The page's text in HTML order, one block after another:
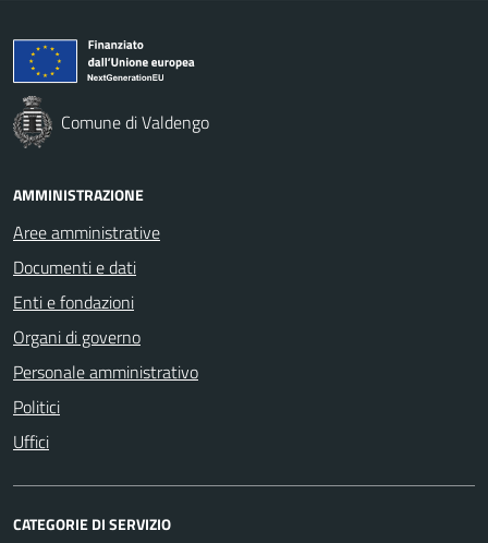
Comune di Valdengo
AMMINISTRAZIONE
Aree amministrative
Documenti e dati
Enti e fondazioni
Organi di governo
Personale amministrativo
Politici
Uffici
CATEGORIE DI SERVIZIO